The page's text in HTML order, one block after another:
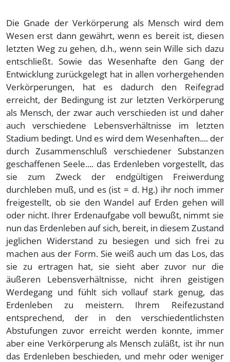
Die Gnade der Verkörperung als Mensch wird dem
Wesen erst dann gewährt, wenn es bereit ist, diesen
letzten Weg zu gehen, d.h., wenn sein Wille sich dazu
entschließt. Sowie das Wesenhafte den Gang der
Entwicklung zurückgelegt hat in allen vorhergehenden
Verkörperungen, hat es dadurch den Reifegrad
erreicht, der Bedingung ist zur letzten Verkörperung
als Mensch, der zwar auch verschieden ist und daher
auch verschiedene Lebensverhältnisse im letzten
Stadium bedingt. Und es wird dem Wesenhaften.... der
durch Zusammenschluß verschiedener Substanzen
geschaffenen Seele.... das Erdenleben vorgestellt, das
sie zum Zweck der endgültigen Freiwerdung
durchleben muß, und es (ist = d. Hg.) ihr noch immer
freigestellt, ob sie den Wandel auf Erden gehen will
oder nicht. Ihrer Erdenaufgabe voll bewußt, nimmt sie
nun das Erdenleben auf sich, bereit, in diesem Zustand
jeglichen Widerstand zu besiegen und sich frei zu
machen aus der Form. Sie weiß auch um das Los, das
sie zu ertragen hat, sie sieht aber zuvor nur die
äußeren Lebensverhältnisse, nicht ihren geistigen
Werdegang und fühlt sich vollauf stark genug, das
Erdenleben zu meistern. Ihrem Reifezustand
entsprechend, der in den verschiedentlichsten
Abstufungen zuvor erreicht werden konnte, immer
aber eine Verkörperung als Mensch zuläßt, ist ihr nun
das Erdenleben beschieden, und mehr oder weniger